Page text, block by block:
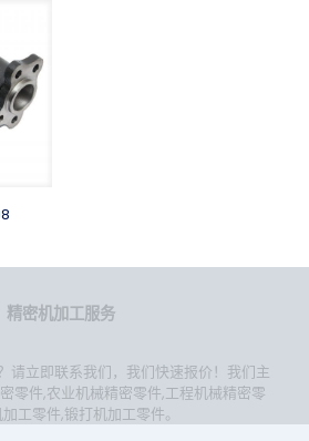
精密机加工服务
请立即联系我们，我们快速报价！我们主
零件,农业机械精密零件,工程机械精密零
工零件,锻打机加工零件。